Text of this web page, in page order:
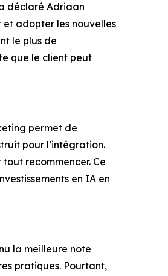
déclaré Adriaan
et adopter les nouvelles
le plus de
que le client peut
permet de
pour l’intégration.
recommencer. Ce
en IA en
la meilleure note
pratiques. Pourtant,